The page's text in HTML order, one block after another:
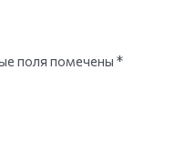
поля помечены*